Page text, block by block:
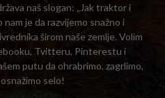
naš slogan: „Jak traktor i
je da razvijemo snažno i
širom naše zemlje. Volim
Tvitteru, Pinterestu i
putu da ohrabrimo, zagrlimo,
selo!